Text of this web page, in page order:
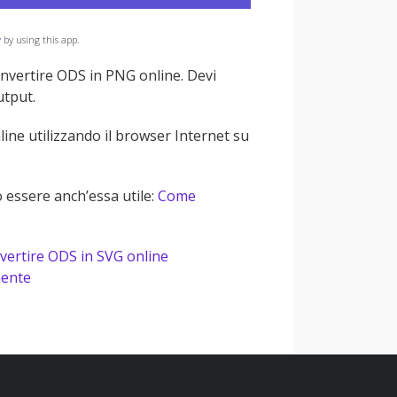
by using this app.
ODS in PNG online. Devi
utilizzando il browser Internet su
anch’essa utile: Come
ODS in SVG online